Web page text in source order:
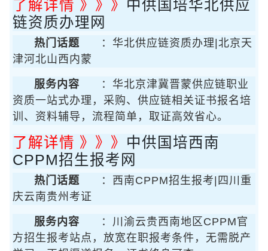
了解详情 》》》 中供国培华北供应
链资质办理网
热门话题
：华北供应链资质办理|北京天
津河北山西内蒙
服务内容
：华北京津冀晋蒙供应链职业
资质一站式办理，采购、供应链相关证书报名培
训、资料辅导，流程简单，取证高效省心。
了解详情 》》》 中供国培西南
CPPM招生报考网
热门话题
：西南CPPM招生报考|四川重
庆云南贵州考证
服务内容
：川渝云贵西南地区CPPM官
方招生报考站点，放宽在职报考条件，无需脱产